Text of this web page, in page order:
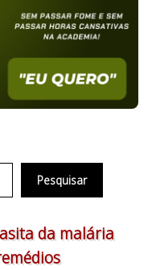
Pesquisar
da malária